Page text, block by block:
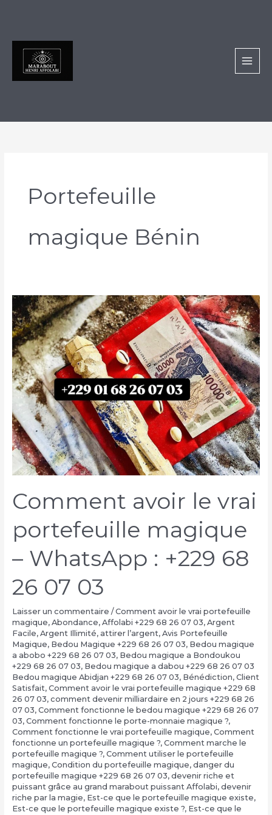
Portefeuille
magique Bénin
Comment avoir le vrai
portefeuille magique
– WhatsApp : +229 68
26 07 03
Laisser un commentaire /Comment avoir le vrai portefeuille
magique, Abondance, Affolabi +229 68 26 07 03, Argent
Facile, Argent Illimité, attirer l’argent, Avis Portefeuille
Magique, Bedou Magique +229 68 26 07 03, Bedou magique
a abobo +229 68 26 07 03, Bedou magique a Bondoukou
+229 68 26 07 03, Bedou magique a dabou +229 68 26 07 03
Bedou magique Abidjan +229 68 26 07 03, Bénédiction, Client
Satisfait, Comment avoir le vrai portefeuille magique +229 68
26 07 03, comment devenir milliardaire en 2 jours +229 68 26
07 03, Comment fonctionne le bedou magique +229 68 26 07
03, Comment fonctionne le porte-monnaie magique ?,
Comment fonctionne le vrai portefeuille magique, Comment
fonctionne un portefeuille magique ?, Comment marche le
portefeuille magique ?, Comment utiliser le portefeuille
magique, Condition du portefeuille magique, danger du
portefeuille magique +229 68 26 07 03, devenir riche et
puissant grâce au grand marabout puissant Affolabi, devenir
riche par la magie, Est-ce que le portefeuille magique existe,
Est-ce que le portefeuille magique existe ?, Est-ce que le